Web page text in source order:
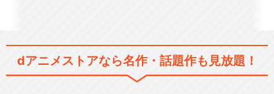
dアニメストアなら名作・話題作も見放題！